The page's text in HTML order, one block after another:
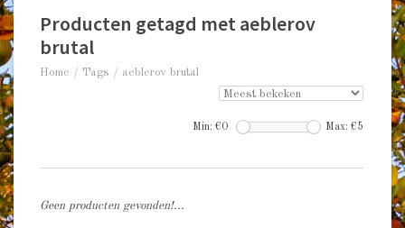
Producten getagd met aeblerov
brutal
Home / Tags / aeblerov brutal
Min: €0 Max: €5
Geen producten gevonden!...